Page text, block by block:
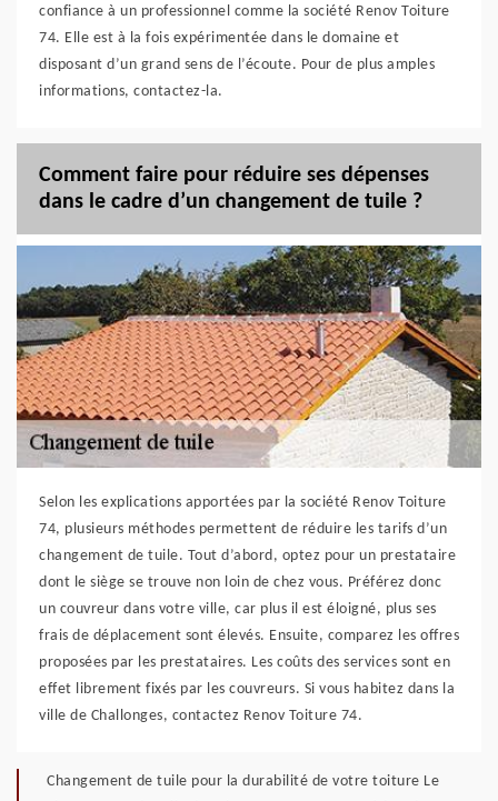
confiance à un professionnel comme la société Renov Toiture
74. Elle est à la fois expérimentée dans le domaine et
disposant d’un grand sens de l’écoute. Pour de plus amples
informations, contactez-la.
Comment faire pour réduire ses dépenses
dans le cadre d’un changement de tuile ?
Selon les explications apportées par la société Renov Toiture
74, plusieurs méthodes permettent de réduire les tarifs d’un
changement de tuile. Tout d’abord, optez pour un prestataire
dont le siège se trouve non loin de chez vous. Préférez donc
un couvreur dans votre ville, car plus il est éloigné, plus ses
frais de déplacement sont élevés. Ensuite, comparez les offres
proposées par les prestataires. Les coûts des services sont en
effet librement fixés par les couvreurs. Si vous habitez dans la
ville de Challonges, contactez Renov Toiture 74.
Changement de tuile pour la durabilité de votre toiture Le